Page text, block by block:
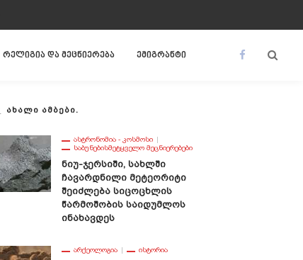
რელიგია და მეცნიერება ემიგრანტი
ᲐᲮᲐᲚᲘ ᲐᲛᲑᲔᲑᲘ.
ᲐᲡᲢᲠᲝᲜᲝᲛᲘᲐ - ᲙᲝᲡᲛᲝᲡᲘ
ᲡᲐᲑᲣᲜᲔᲑᲘᲡᲛᲔᲢᲧᲕᲔᲚᲝ ᲛᲔᲪᲜᲘᲔᲠᲔᲑᲔᲑᲘ
Ნიუ-Ჯერსიში, Სახლში
Ჩავარდნილი Მეტეორიტი
Შეიძლება Სიცოცხლის
Წარმოშობის Საიდუმლოს
Ინახავდეს
ᲐᲠᲥᲔᲝᲚᲝᲒᲘᲐ ᲘᲡᲢᲝᲠᲘᲐ